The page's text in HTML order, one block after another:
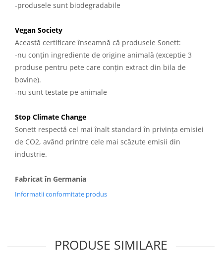
-produsele sunt biodegradabile
Vegan Society
Această certificare înseamnă că produsele Sonett:
-nu conțin ingrediente de origine animală (exceptie 3
produse pentru pete care conțin extract din bila de
bovine).
-nu sunt testate pe animale
Stop Climate Change
Sonett respectă cel mai înalt standard în privința emisiei
de CO2, având printre cele mai scăzute emisii din
industrie.
Fabricat în Germania
Informatii conformitate produs
PRODUSE SIMILARE